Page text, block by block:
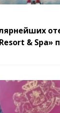
& Spa»